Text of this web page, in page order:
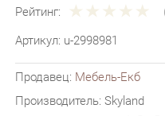
Артикул: u-2998981
Производитель:Skyland
Последняя цена: 104